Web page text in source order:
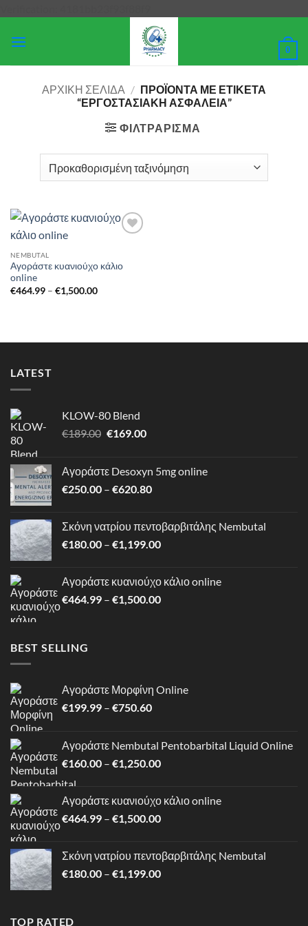
στο
περιεχόμενο
0
ΑΡΧΙΚΉ ΣΕΛΊΔΑ / ΠΡΟΪΌΝΤΑ ΜΕ ΕΤΙΚΈΤΑ
“ΕΡΓΟΣΤΑΣΙΑΚΉ ΑΣΦΆΛΕΙΑ”
ΦΙΛΤΡΆΡΙΣΜΑ
NEMBUTAL
Αγοράστε κυανιούχο κάλιο
online
€464.99 – €1,500.00Price
LATEST
KLOW-80 Blend
€189.00 Original
€189.00.
€169.00Η
είναι:
€169.00.
Αγοράστε Desoxyn 5mg online
€250.00 – €620.80Price
through
€620.80
Σκόνη νατρίου πεντοβαρβιτάλης Nembutal
€180.00 – €1,199.00Price
through
€1,199.00
Αγοράστε κυανιούχο κάλιο online
€464.99 – €1,500.00Price
BEST SELLING
Αγοράστε Μορφίνη Online
€199.99 – €750.60Price
through
€750.60
Αγοράστε Nembutal Pentobarbital Liquid Online
€160.00 – €1,250.00Price
through
€1,250.00
Αγοράστε κυανιούχο κάλιο online
€464.99 – €1,500.00Price
through
€1,500.00
Σκόνη νατρίου πεντοβαρβιτάλης Nembutal
€180.00 – €1,199.00Price
TOP RATED